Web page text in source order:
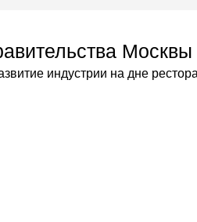
Москвы
индустрии на дне